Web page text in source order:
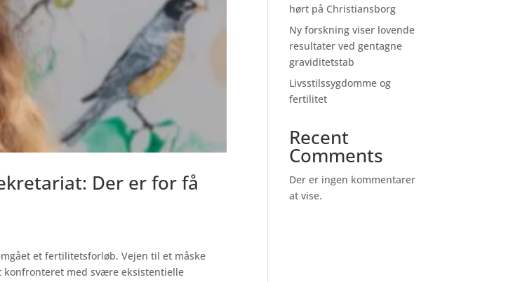
Der er for få
et fertilitetsforløb. Vejen til et måske
konfronteret med svære eksistentielle
hørt på Christiansborg
Ny forskning viser lovende
resultater ved gentagne
graviditetstab
Livsstilssygdomme og
fertilitet
Recent
Comments
Der er ingen kommentarer
at vise.